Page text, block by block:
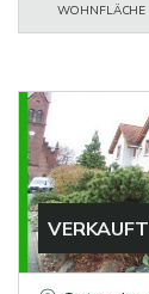
WOHNFLÄCHE
VERKAUFT